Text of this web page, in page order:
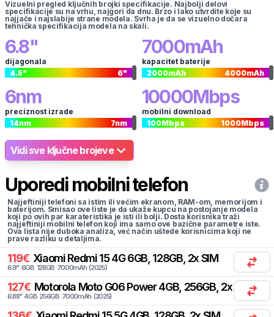
Vizuelni pregled ključnih brojki specifikacije. Najbolji delovi
specifikacije su na vrhu, najgori da dnu. Brzo i lako utvrdite koje su
najjače i najslabije strane modela. Svrha je da se vizuelno dočara
tehnička specifikacija modela na skali.
6.8"
dijagonala
4.5" 6"
7000mAh
kapacitet baterije
2000mAh 4000mAh
6nm
preciznost izrade
14nm 7nm
10000Mbps
mobilni download
100Mbps 1000Mbps
Vidi sve ključne brojeve
Uporedi mobilni telefon
Najjeftiniji telefoni sa istim ili većim ekranom, RAM-om, memorijom i
baterijom. Smisao ove liste je da ukaže kupcu na postojanje modela
koji po ovih par karateristika je isti ili bolji. Dosta korisnika traži
najjeftiniji mobilni telefon koji ima samo ove bazične parametre iste.
Ova lista nije duboka analiza, već način uštede korisnicima koji ne
prave razliku u detaljima.
119€ Xiaomi Redmi 15 4G 6GB, 128GB, 2x SIM
6.9" 6GB 128GB 7000mAh (2025)
127€ Motorola Moto G06 Power 4GB, 256GB, 2x SIM
6.88" 4GB 256GB 7000mAh (2025)